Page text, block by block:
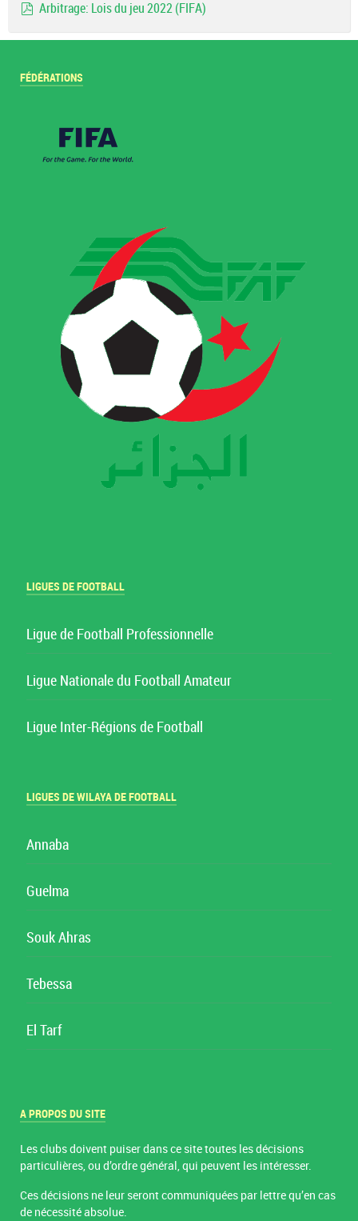
Arbitrage: Lois du jeu 2022 (FIFA)
FÉDÉRATIONS
LIGUES DE FOOTBALL
Ligue de Football Professionnelle
Ligue Nationale du Football Amateur
Ligue Inter-Régions de Football
LIGUES DE WILAYA DE FOOTBALL
Annaba
Guelma
Souk Ahras
Tebessa
El Tarf
A PROPOS DU SITE
Les clubs doivent puiser dans ce site toutes les décisions
particulières, ou d’ordre général, qui peuvent les intéresser.
Ces décisions ne leur seront communiquées par lettre qu’en cas
de nécessité absolue.